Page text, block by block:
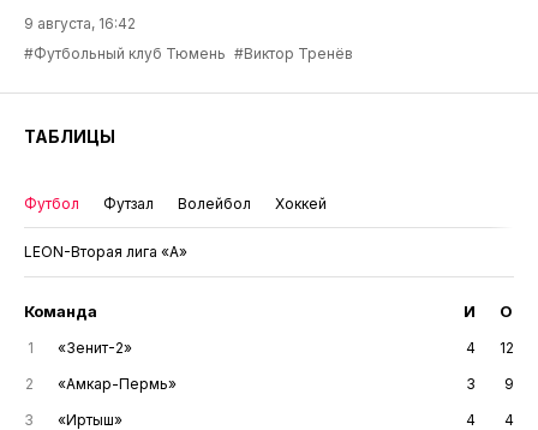
9 августа, 16:42
#Футбольный клуб Тюмень #Виктор Тренёв
ТАБЛИЦЫ
Футбол Футзал Волейбол Хоккей
LEON-Вторая лига «А»
Команда И О
1 «Зенит-2» 4
12
2
«Амкар-Пермь» 3
9
3
«Иртыш» 4
4